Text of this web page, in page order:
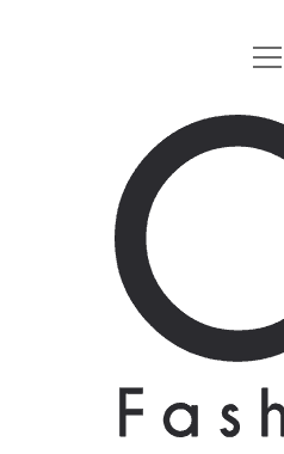
HOME
MODA
CHI
EN
apri
menu
G.on
Fashion
Magazine